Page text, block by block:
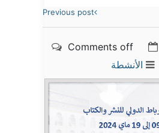
Previous post
Comments off
الأنشطة